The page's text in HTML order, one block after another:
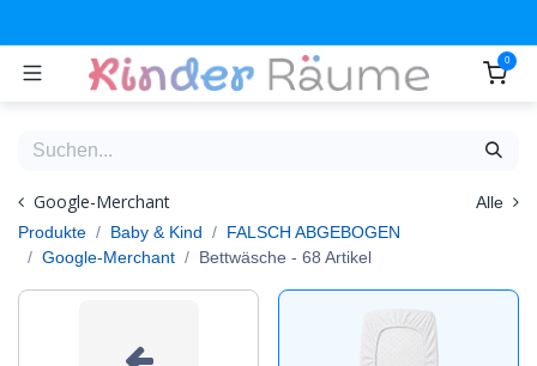
0
Google-Merchant
Alle
Produkte
Baby & Kind
FALSCH ABGEBOGEN
Google-Merchant
Bettwäsche - 68 Artikel